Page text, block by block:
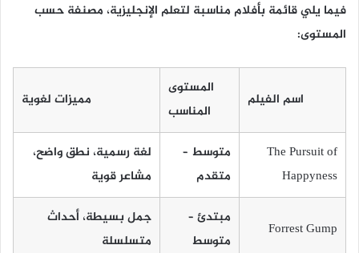
فيما يلي قائمة بأفلام مناسبة لتعلم الإنجليزية، مصنفة حسب
المستوى:
اسم الفيلم
المستوى
المناسب
مميزات لغوية
The Pursuit of
Happyness
متوسط –
متقدم
لغة رسمية، نطق واضح،
مشاعر قوية
Forrest Gump
مبتدئ –
متوسط
جمل بسيطة، أحداث
متسلسلة